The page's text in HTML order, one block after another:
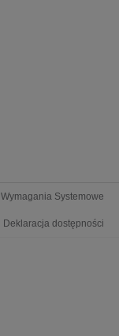
Wymagania Systemowe
Deklaracja dostępności